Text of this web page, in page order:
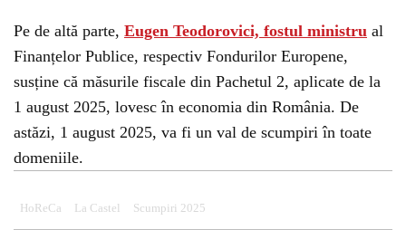
Pe de altă parte, Eugen Teodorovici, fostul ministru al
Finanțelor Publice, respectiv Fondurilor Europene,
susține că măsurile fiscale din Pachetul 2, aplicate de la
1 august 2025, lovesc în economia din România. De
astăzi, 1 august 2025, va fi un val de scumpiri în toate
domeniile.
HoReCa La Castel Scumpiri 2025